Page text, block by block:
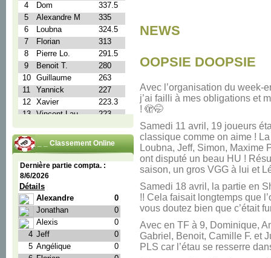
_ _ _ Classement Online
NEWS
OOPSIE DOOPSIE
Avec l’organisation du week-
j’ai failli à mes obligations et
! 🫣🤭
Samedi 11 avril, 19 joueurs
classique comme on aime !
Loubna, Jeff, Simon, Maxime
ont disputé un beau HU !
saison, un gros VGG à lui et
Samedi 18 avril, la partie en
!! Cela faisait longtemps que
vous doutez bien que c’était
Avec en TF à 9, Dominique,
Gabriel, Benoit, Camille F. et
PLS car l’étau se resserre